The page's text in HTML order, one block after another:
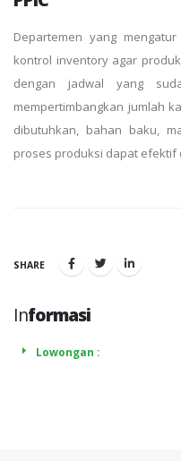
Departemen yang
kontrol inventory agar
dengan jadwal yang
mempertimbangkan jumlah
dibutuhkan, bahan baku,
proses produksi dapat efektif
SHARE
Informasi
Lowongan :